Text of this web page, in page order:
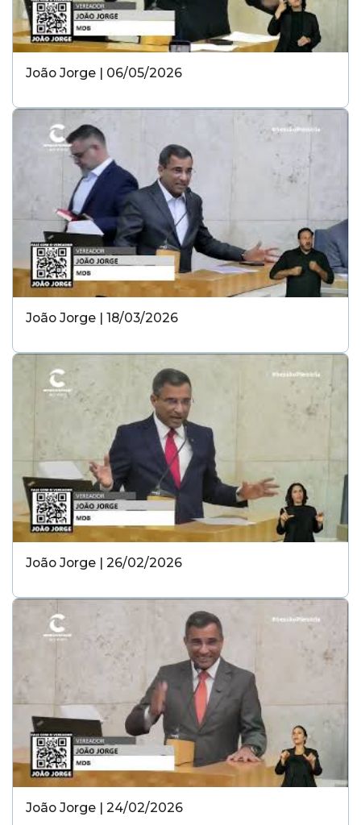
João Jorge | 06/05/2026
João Jorge | 18/03/2026
João Jorge | 26/02/2026
João Jorge | 24/02/2026